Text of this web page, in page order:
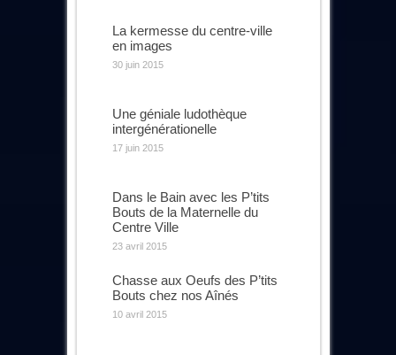
La kermesse du centre-ville
en images
30 juin 2015
Une géniale ludothèque
intergénérationelle
17 juin 2015
Dans le Bain avec les P’tits
Bouts de la Maternelle du
Centre Ville
23 avril 2015
Chasse aux Oeufs des P’tits
Bouts chez nos Aînés
10 avril 2015